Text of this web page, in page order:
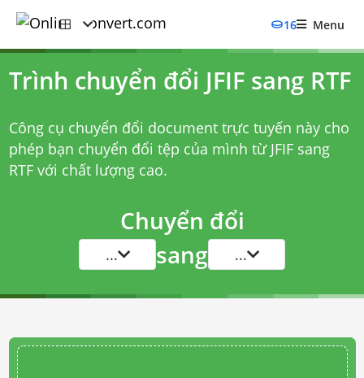
16 Menu
Trình chuyển đổi JFIF sang RTF
Công cụ chuyển đổi document trực tuyến này cho
phép bạn chuyển đổi tệp của mình từ JFIF sang
RTF với chất lượng cao.
Chuyển đổi
... sang ...